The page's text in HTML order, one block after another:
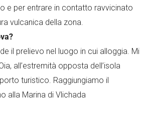
e per entrare in contatto ravvicinato
vulcanica della zona.
il prelievo nel luogo in cui alloggia. Mi
all’estremità opposta dell’isola
turistico. Raggiungiamo il
alla Marina di Vlichada